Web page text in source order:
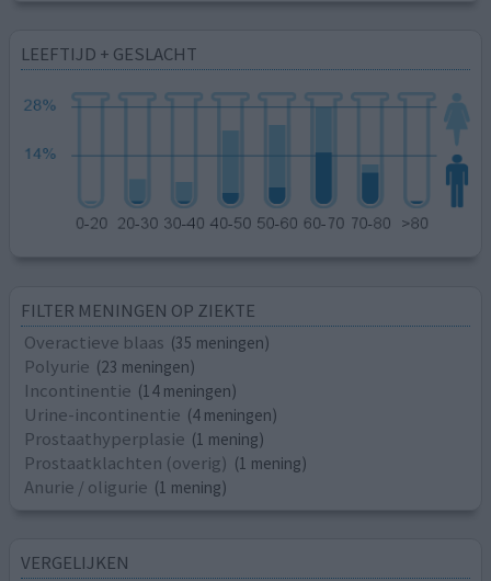
LEEFTIJD + GESLACHT
FILTER MENINGEN OP ZIEKTE
Overactieve blaas (35 meningen)
Polyurie (23 meningen)
Incontinentie (14 meningen)
Urine-incontinentie (4 meningen)
Prostaathyperplasie (1 mening)
Prostaatklachten (overig) (1 mening)
Anurie / oligurie (1 mening)
VERGELIJKEN